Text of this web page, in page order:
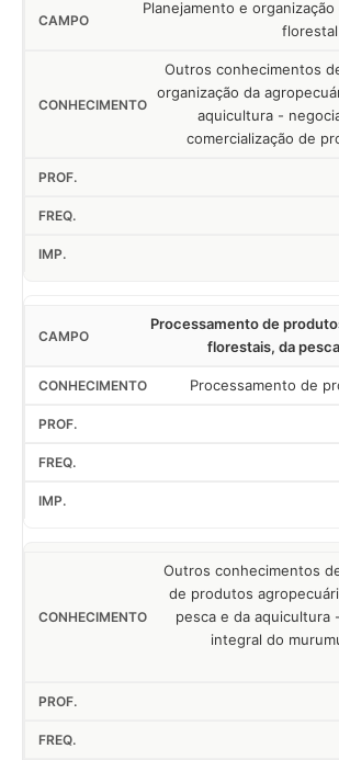
Planejamento e
Outros conhecimentos
organização da
aquicultura -
comercialização de
Processamento de
florestais, da
Processamento de
Outros conhecimentos
de produtos
pesca e da aquicultura
integral do